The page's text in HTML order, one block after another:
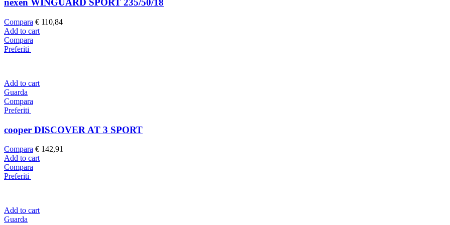
nexen WINGUARD SPORT 235/50/18
Compara € 110,84
Add to cart
Compara
Preferiti
Add to cart
Guarda
Compara
Preferiti
cooper DISCOVER AT 3 SPORT
Compara € 142,91
Add to cart
Compara
Preferiti
Add to cart
Guarda